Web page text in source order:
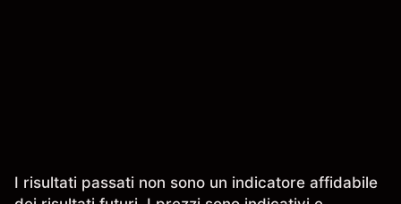
I risultati passati non sono un indicatore affidabile